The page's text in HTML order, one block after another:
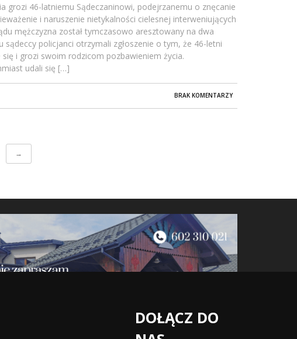
grozi 46-latniemu Sądeczaninowi, podejrzanemu o znęcanie
i naruszenie nietykalności cielesnej interweniujących
mężczyzna został tymczasowo aresztowany na dwa
sądeccy policjanci otrzymali zgłoszenie o tym, że 46-letni
się i grozi swoim rodzicom pozbawieniem życia.
udali się […]
BRAK KOMENTARZY
→
DOŁĄCZ DO